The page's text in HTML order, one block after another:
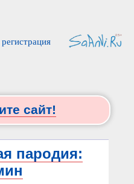
регистрация
сайт!
пародия: